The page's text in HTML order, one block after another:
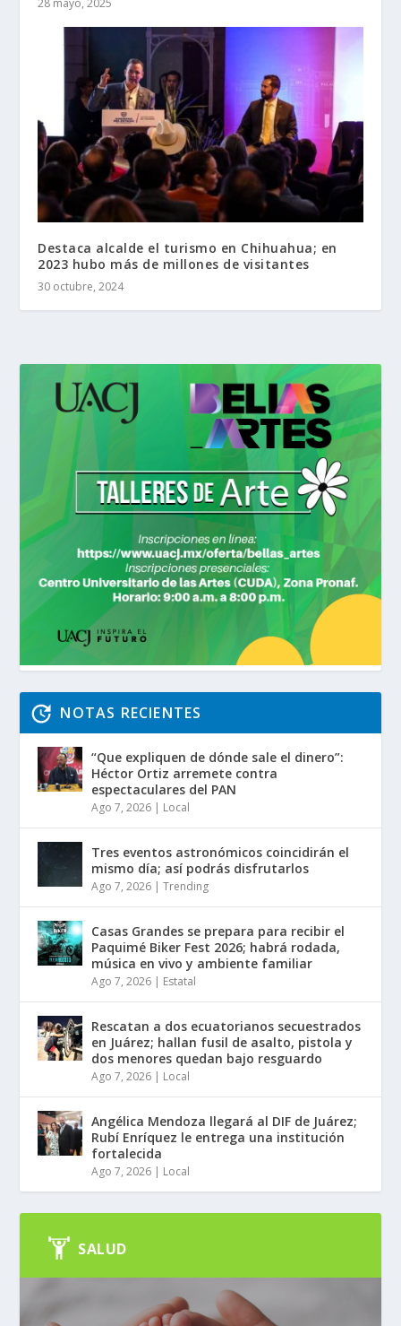
Destaca alcalde el turismo en Chihuahua; en
2023 hubo más de millones de visitantes
30 octubre, 2024
NOTAS RECIENTES
“Que expliquen de dónde sale el dinero”:
Héctor Ortiz arremete contra
espectaculares del PAN
Ago 7, 2026 | Local
Tres eventos astronómicos coincidirán el
mismo día; así podrás disfrutarlos
Ago 7, 2026 |Trending
Casas Grandes se prepara para recibir el
Paquimé Biker Fest 2026; habrá rodada,
música en vivo y ambiente familiar
Ago 7, 2026 | Estatal
Rescatan a dos ecuatorianos secuestrados
en Juárez; hallan fusil de asalto, pistola y
dos menores quedan bajo resguardo
Ago 7, 2026 | Local
Angélica Mendoza llegará al DIF de Juárez;
Rubí Enríquez le entrega una institución
fortalecida
Ago 7, 2026 | Local
SALUD